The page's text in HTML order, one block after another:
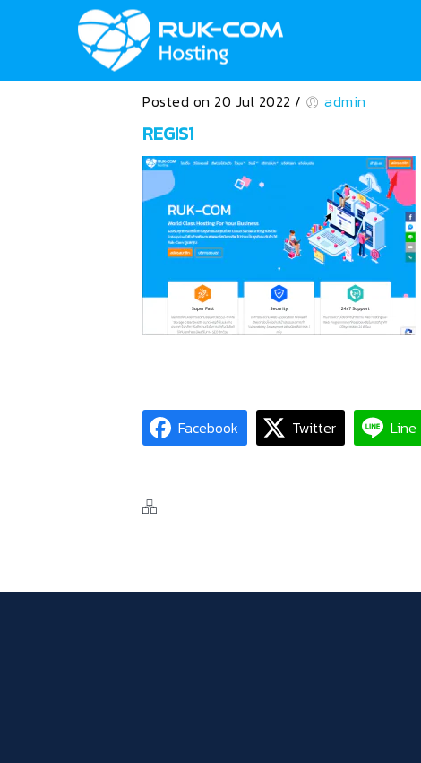
Posted on 20 Jul 2022 / admin
REGIS1
Facebook Twitter Line